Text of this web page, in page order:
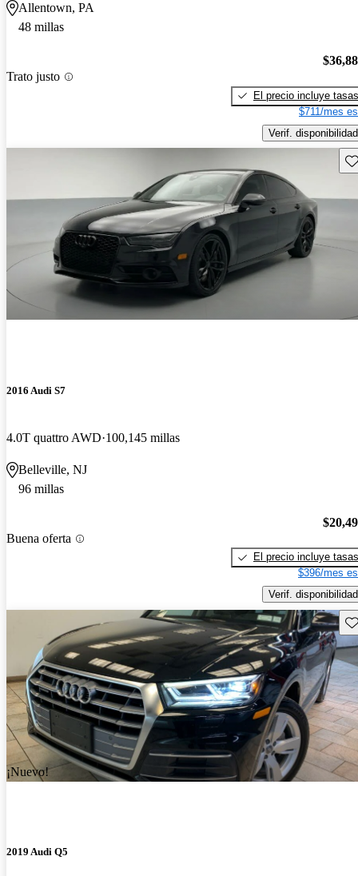
Allentown, PA
48 millas
Trato justo
El precio incluye tasas
$711/mes
Verif. disponibilidad
2016 Audi S7
4.0T quattro AWD 100,145 millas
Belleville, NJ
96 millas
Buena oferta
El precio incluye tasas
$396/mes
Verif. disponibilidad
¡Nuevo!
2019 Audi Q5